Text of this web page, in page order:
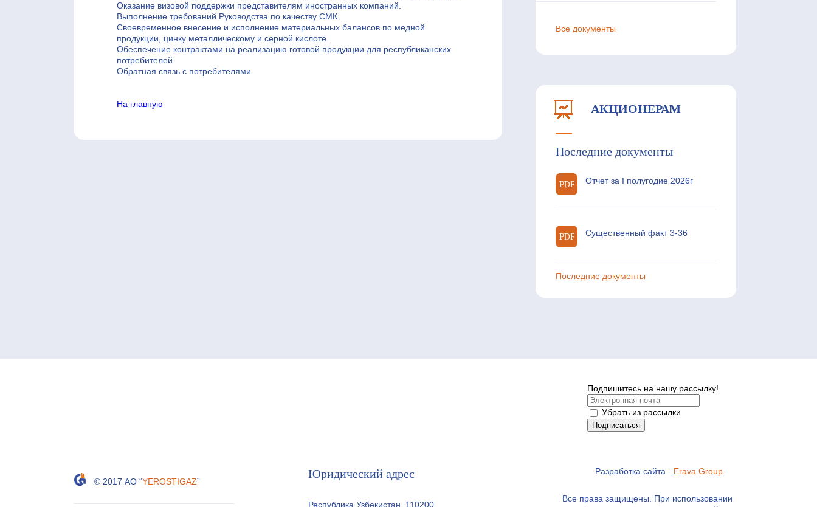
Оказание визовой поддержки представителям иностранных компаний.
Выполнение требований Руководства по качеству СМК.
Своевременное внесение и исполнение материальных балансов по медной
продукции, цинку металлическому и серной кислоте.
Обеспечение контрактами на реализацию готовой продукции для республиканских
потребите­лей.
Обратная связь с потребителями.
На главную
Все документы
АКЦИОНЕРАМ
Последние документы
Отчет за I полугодие 2026г
Существенный факт 3-36
Последние документы
Подпишитесь на нашу рассылку!
Убрать из рассылки
© 2017 АО “YEROSTIGAZ”
Юридический адрес
Республика Узбекистан, 110200,
Разработка сайта - Erava Group
Все права защищены. При использовании